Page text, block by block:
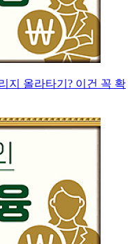
지 올라타기? 이건 꼭 확